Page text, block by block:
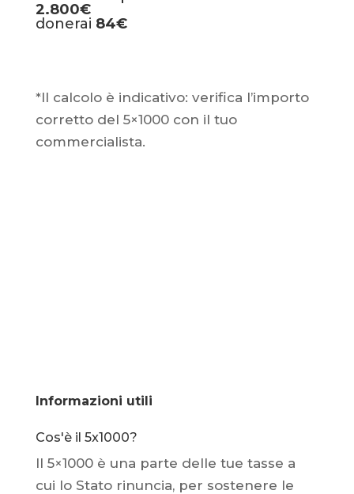
2.800€
donerai 84€
*Il calcolo è indicativo: verifica l’importo
corretto del 5×1000 con il tuo
commercialista.
Informazioni utili
Cos'è il 5x1000?
Il 5×1000 è una parte delle tue tasse a
cui lo Stato rinuncia, per sostenere le